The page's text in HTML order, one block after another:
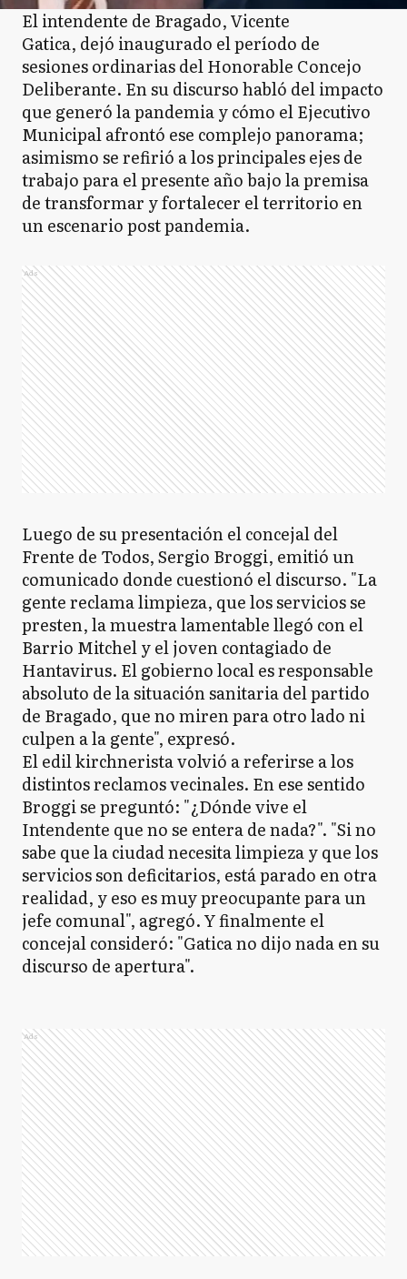
El intendente de Bragado, Vicente
Gatica, dejó inaugurado el período de
sesiones ordinarias del Honorable Concejo
Deliberante. En su discurso habló del impacto
que generó la pandemia y cómo el Ejecutivo
Municipal afrontó ese complejo panorama;
asimismo se refirió a los principales ejes de
trabajo para el presente año bajo la premisa
de transformar y fortalecer el territorio en
un escenario post pandemia.
Ads
Luego de su presentación el concejal del
Frente de Todos, Sergio Broggi, emitió un
comunicado donde cuestionó el discurso. "La
gente reclama limpieza, que los servicios se
presten, la muestra lamentable llegó con el
Barrio Mitchel y el joven contagiado de
Hantavirus. El gobierno local es responsable
absoluto de la situación sanitaria del partido
de Bragado, que no miren para otro lado ni
culpen a la gente", expresó.
El edil kirchnerista volvió a referirse a los
distintos reclamos vecinales. En ese sentido
Broggi se preguntó: "¿Dónde vive el
Intendente que no se entera de nada?". "Si no
sabe que la ciudad necesita limpieza y que los
servicios son deficitarios, está parado en otra
realidad, y eso es muy preocupante para un
jefe comunal", agregó. Y finalmente el
concejal consideró: "Gatica no dijo nada en su
discurso de apertura".
Ads